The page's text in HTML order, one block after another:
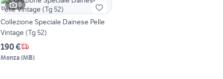
6
Collezione Speciale Dainese Pelle
Vintage (Tg 52)
190 €
Monza (MB)